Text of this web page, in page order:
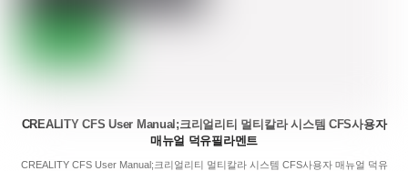
CREALITY CFS User Manual;크리얼리티 멀티칼라 시스템 CFS사용자
매뉴얼 덕유필라멘트
CREALITY CFS User Manual;크리얼리티 멀티칼라 시스템 CFS사용자 매뉴얼 덕유